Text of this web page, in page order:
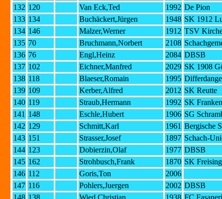
132 120 Van Eck,Ted 1992 De Pion
133 134 Buchäckert,Jürgen 1948 SK 1912
134 146 Malzer,Werner 1912 TSV
135 70 Bruchmann,Norbert 2108
136 76 Engl,Heinz 2084 DBSB
137 102 Eichner,Manfred 2029 SK 1908
138 118 Blaeser,Romain 1995 Differdange
139 109 Kerber,Alfred 2012 SK Reutte
140 119 Straub,Hermann 1992 SK
141 148 Eschle,Hubert 1906 SG
142 129 Schmitt,Karl 1961 Bergische
143 151 Strasser,Josef 1897 Schach-
144 123 Dobierzin,Olaf 1977 DBSB
145 162 Strohbusch,Frank 1870 SK Freising
146 112 Goris,Ton
2006
147 116 Pohlers,Juergen 2002 DBSB
148 138 Wied,Christian 1938 FC